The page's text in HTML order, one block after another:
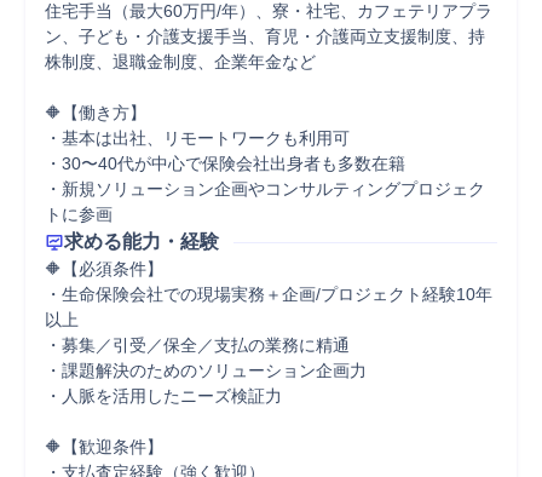
住宅手当（最大60万円/年）、寮・社宅、カフェテリアプラ
ン、子ども・介護支援手当、育児・介護両立支援制度、持
株制度、退職金制度、企業年金など
🔶【働き方】
・基本は出社、リモートワークも利用可
・30〜40代が中心で保険会社出身者も多数在籍
・新規ソリューション企画やコンサルティングプロジェク
トに参画
求める能力・経験
🔶【必須条件】
・生命保険会社での現場実務＋企画/プロジェクト経験10年
以上
・募集／引受／保全／支払の業務に精通
・課題解決のためのソリューション企画力
・人脈を活用したニーズ検証力
🔶【歓迎条件】
・支払査定経験（強く歓迎）